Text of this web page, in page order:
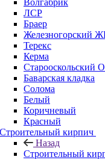
Волгабрик
ЛСР
Браер
Железногорский
Терекс
Керма
Старооскольский
Баварская кладка
Солома
Белый
Коричневый
Красный
Строительный кирпич
Назад
Строительный